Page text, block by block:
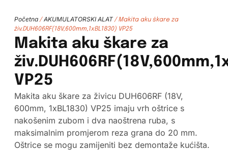
Početna/ AKUMULATORSKI ALAT/ Makita aku škare za
živ.DUH606RF(18V,600mm,1xBL1830) VP25
Makita aku škare za
VP25
Makita aku škare za živicu DUH606RF (18V,
600mm, 1xBL1830) VP25 imaju vrh oštrice s
nakošenim zubom i dva naoštrena ruba, s
maksimalnim promjerom reza grana do 20 mm.
Oštrice se mogu zamijeniti bez demontaže kućišta.